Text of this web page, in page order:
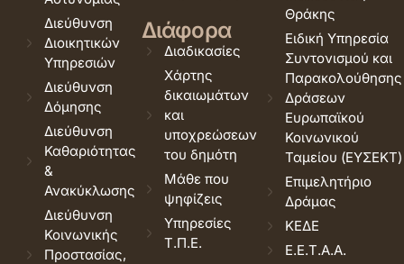
Διεύθυνση
Διοικητικών
Υπηρεσιών
Διεύθυνση
Δόμησης
Διεύθυνση
Καθαριότητας
&
Ανακύκλωσης
Διεύθυνση
Κοινωνικής
Προστασίας,
Διάφορα
Διαδικασίες
Χάρτης
δικαιωμάτων
και
υποχρεώσεων
του δημότη
Μάθε που
ψηφίζεις
Υπηρεσίες
Τ.Π.Ε.
Θράκης
Ειδική Υπηρεσία
Συντονισμού και
Παρακολούθησης
Δράσεων
Ευρωπαϊκού
Κοινωνικού
Ταμείου (ΕΥΣΕΚΤ)
Επιμελητήριο
Δράμας
ΚΕΔΕ
Ε.Ε.Τ.Α.Α.